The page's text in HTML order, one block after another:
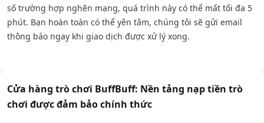
số trường hợp nghẽn mạng, quá trình này có thể mất tối đa 5
phút. Bạn hoàn toàn có thể yên tâm, chúng tôi sẽ gửi email
thông báo ngay khi giao dịch được xử lý xong.
Cửa hàng trò chơi BuffBuff: Nền tảng nạp tiền trò
chơi được đảm bảo chính thức